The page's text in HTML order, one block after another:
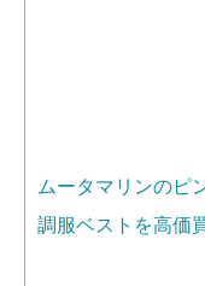
ムータマリンのピ
調服ベストを高価